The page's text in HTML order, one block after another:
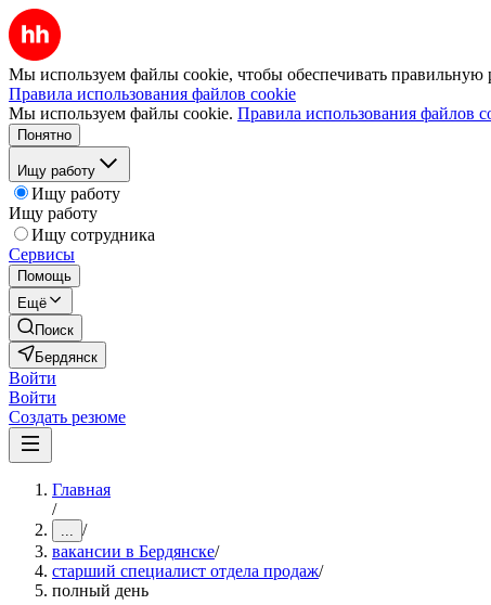
Мы используем файлы cookie, чтобы обеспечивать правильную
Правила использования файлов cookie
Мы используем файлы cookie. Правила использования файлов
Понятно
Ищу работу
Ищу работу
Ищу работу
Ищу сотрудника
Сервисы
Помощь
Ещё
Поиск
Бердянск
Войти
Войти
Создать резюме
Главная
/
... /
вакансии в Бердянске/
старший специалист отдела продаж/
полный день